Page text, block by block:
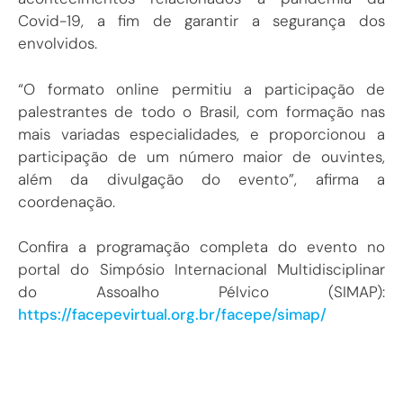
Covid-19, a fim de garantir a segurança dos
envolvidos.
“O formato online permitiu a participação de
palestrantes de todo o Brasil, com formação nas
mais variadas especialidades, e proporcionou a
participação de um número maior de ouvintes,
além da divulgação do evento”, afirma a
coordenação.
Confira a programação completa do evento no
portal do Simpósio Internacional Multidisciplinar
do Assoalho Pélvico (SIMAP):
https://facepevirtual.org.br/facepe/simap/